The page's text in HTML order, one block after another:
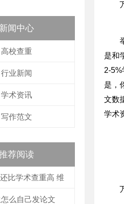
新闻中心
高校查重
行业新闻
学术资讯
写作范文
荐阅读
比学术查重高 维
么自己发论文
是和
2-
是，
文数
学术